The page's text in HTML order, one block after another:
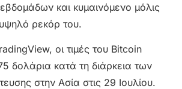
και κυμαινόμενο μόλις
ρεκόρ του.
οι τιμές του Bitcoin
δολάρια κατά τη διάρκεια των
στην Ασία στις 29 Ιουλίου.